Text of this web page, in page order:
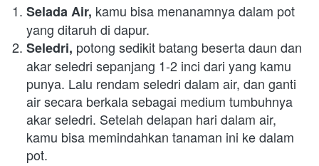
Selada Air, kamu bisa menanamnya dalam pot
yang ditaruh di dapur.
Seledri, potong sedikit batang beserta daun dan
akar seledri sepanjang 1-2 inci dari yang kamu
punya. Lalu rendam seledri dalam air, dan ganti
air secara berkala sebagai medium tumbuhnya
akar seledri. Setelah delapan hari dalam air,
kamu bisa memindahkan tanaman ini ke dalam
pot.